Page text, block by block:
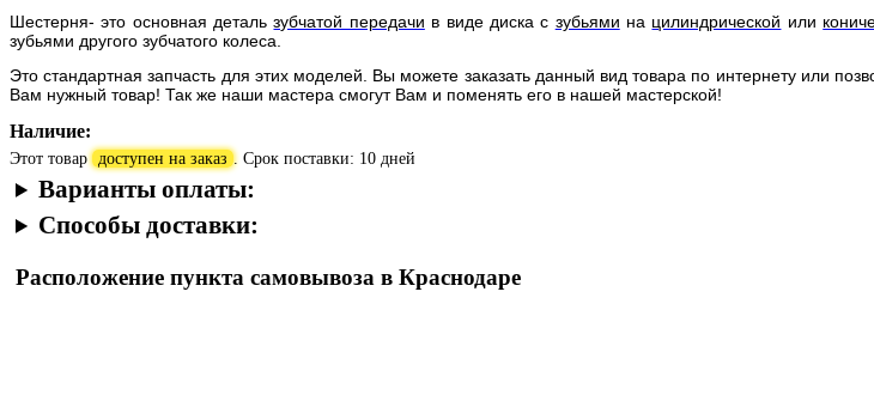
Шестерня- это основная детальзубчатой передачи в виде диска с зубьями на цилиндрической или
зубьями другого зубчатого колеса.
Это стандартная запчасть для этих моделей. Вы можете заказать данный вид товара по интернету или
Вам нужный товар! Так же наши мастера смогут Вам и поменять его в нашей мастерской!
Наличие:
Этот товар доступен на заказ . Срок поставки: 10 дней
Варианты оплаты:
Способы доставки:
Расположение пункта самовывоза в Краснодаре